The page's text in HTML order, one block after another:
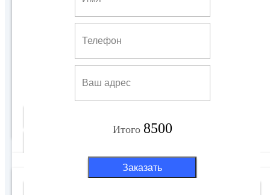
Итого 8500
Заказать
Комплект на 2 ТВ GS B534M/GS C592
10500 руб
8500 руб